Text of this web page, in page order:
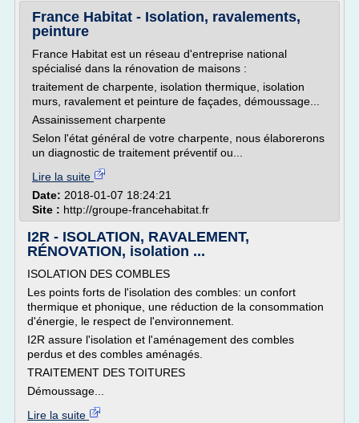
France Habitat - Isolation, ravalements,
peinture
France Habitat est un réseau d'entreprise national
spécialisé dans la rénovation de maisons :
traitement de charpente, isolation thermique, isolation
murs, ravalement et peinture de façades, démoussage...
Assainissement charpente
Selon l'état général de votre charpente, nous élaborerons
un diagnostic de traitement préventif ou...
Lire la suite
Date: 2018-01-07 18:24:21
Site : http://groupe-francehabitat.fr
I2R - ISOLATION, RAVALEMENT,
RÉNOVATION, isolation ...
ISOLATION DES COMBLES
Les points forts de l'isolation des combles: un confort
thermique et phonique, une réduction de la consommation
d'énergie, le respect de l'environnement.
I2R assure l'isolation et l'aménagement des combles
perdus et des combles aménagés.
TRAITEMENT DES TOITURES
Démoussage...
Lire la suite